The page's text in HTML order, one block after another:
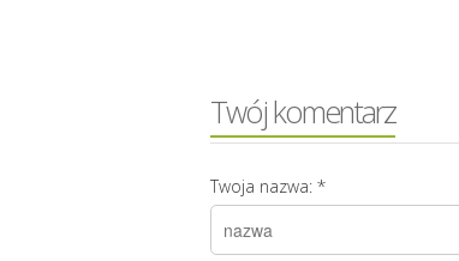
Twój komentarz
Twoja nazwa: *